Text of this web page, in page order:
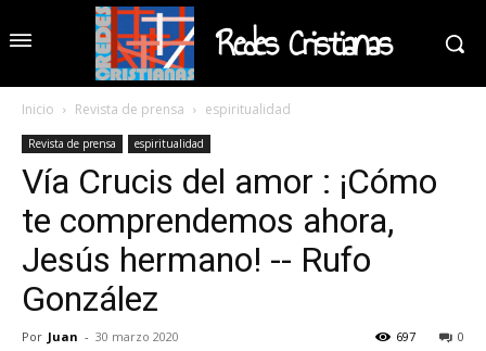
Redes Cristianas
Inicio Revista de prensa espiritualidad
Revista de prensa espiritualidad
Vía Crucis del amor : ¡Cómo
te comprendemos ahora,
Jesús hermano! -- Rufo
González
Por Juan - 30 marzo 2020 0
697